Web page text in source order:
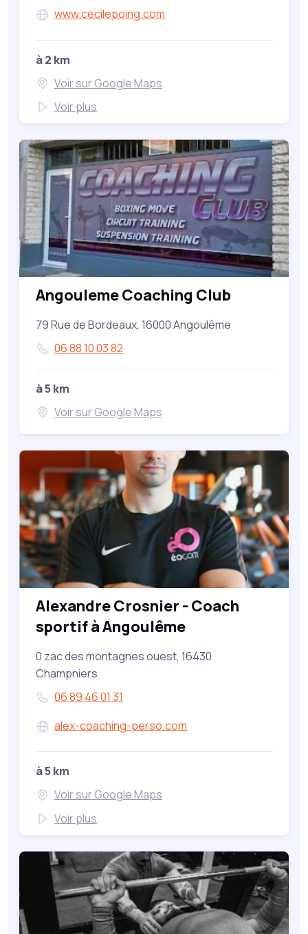
www.cecilepoing.com
à 2 km
Voir sur Google Maps
Voir plus
Angouleme Coaching Club
79 Rue de Bordeaux, 16000 Angoulême
06 88 10 03 82
à 5 km
Voir sur Google Maps
Alexandre Crosnier - Coach
sportif à Angoulême
0 zac des montagnes ouest, 16430
Champniers
06 89 46 01 31
alex-coaching-perso.com
à 5 km
Voir sur Google Maps
Voir plus